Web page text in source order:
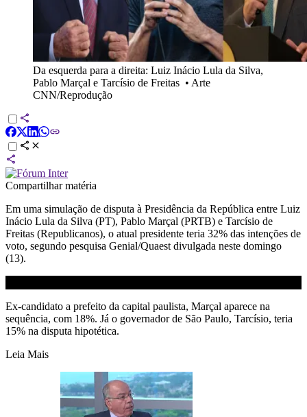
Da esquerda para a direita: Luiz Inácio Lula da Silva,
Pablo Marçal e Tarcísio de Freitas • Arte
CNN/Reprodução
Compartilhar matéria
Em uma simulação de disputa à Presidência da República entre Luiz
Inácio Lula da Silva (PT), Pablo Marçal (PRTB) e Tarcísio de
Freitas (Republicanos), o atual presidente teria 32% das intenções de
voto, segundo pesquisa Genial/Quaest divulgada neste domingo
(13).
Ex-candidato a prefeito da capital paulista, Marçal aparece na
sequência, com 18%. Já o governador de São Paulo, Tarcísio, teria
15% na disputa hipotética.
Leia Mais